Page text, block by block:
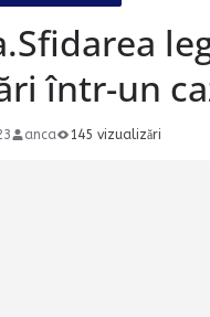
într-un
anca 145 vizualizări